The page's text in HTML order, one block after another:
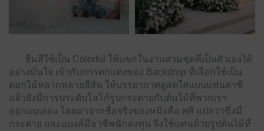
ธีมสีใช้เป็น Colorful ให้แขกในงานสวมชุดที่เป็นตัวเองได้
อย่างมั่นใจ เข้ากับการตกแต่งของ Backdrop ที่เลือกใช้เป็น
ดอกไม้หลากหลายสีสัน ให้บรรยากาศดูสดใสแบบแฟนตาซี
แล้วยังมีการประดับโลโก้รูปกระต่ายกับต้นไม้ที่พวกเรา
ออกแบบเอง โดยมาจากชื่อจริงของหมิงคือ ศศิ แปลว่าซึ่งมี
กระต่าย และแบงค์มีอาชีพนักลงทุน จึงใช้แทนด้วยรูปต้นไม้ที่